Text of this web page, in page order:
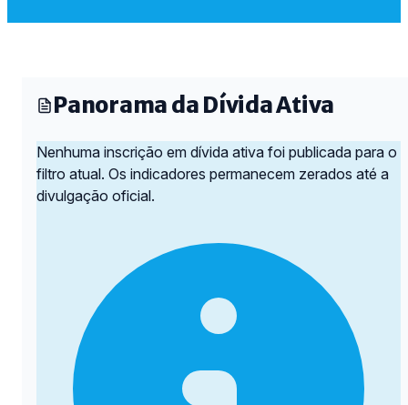
Panorama da Dívida Ativa
Nenhuma inscrição em dívida ativa foi publicada para o
filtro atual. Os indicadores permanecem zerados até a
divulgação oficial.